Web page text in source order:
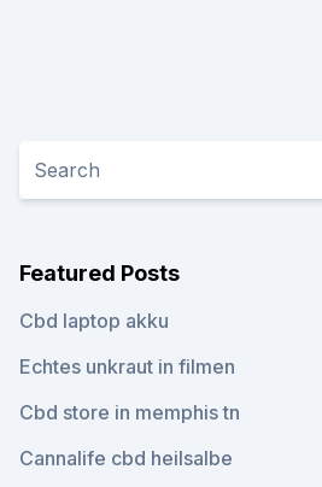
Featured Posts
Cbd laptop akku
Echtes unkraut in filmen
Cbd store in memphis tn
Cannalife cbd heilsalbe